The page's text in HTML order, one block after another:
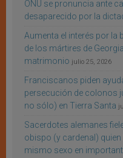
ONU se pronuncia ante
desaparecido por la
Aumenta el interés por la
de los mártires de
matrimonio julio 25, 2026
Franciscanos piden
persecución de colonos
no sólo) en Tierra Santa
Sacerdotes alemanes
obispo (y cardenal) quien
mismo sexo en